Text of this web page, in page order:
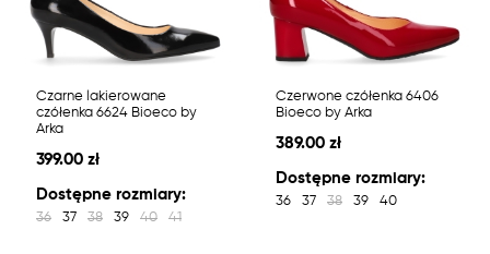
Czarne lakierowane
czółenka 6624 Bioeco by
Arka
399.00 zł
Dostępne rozmiary:
36 37 38 39 40 41
Czerwone czółenka 6406
Bioeco by Arka
389.00 zł
Dostępne rozmiary:
36 37 38 39 40